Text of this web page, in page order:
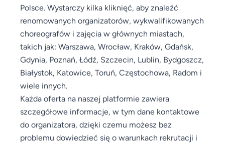
Polsce. Wystarczy kilka kliknięć, aby znaleźć
renomowanych organizatorów, wykwalifikowanych
choreografów i zajęcia w głównych miastach,
takich jak: Warszawa, Wrocław, Kraków, Gdańsk,
Gdynia, Poznań, Łódź, Szczecin, Lublin, Bydgoszcz,
Białystok, Katowice, Toruń, Częstochowa, Radom i
wiele innych.
Każda oferta na naszej platformie zawiera
szczegółowe informacje, w tym dane kontaktowe
do organizatora, dzięki czemu możesz bez
problemu dowiedzieć się o warunkach rekrutacji i